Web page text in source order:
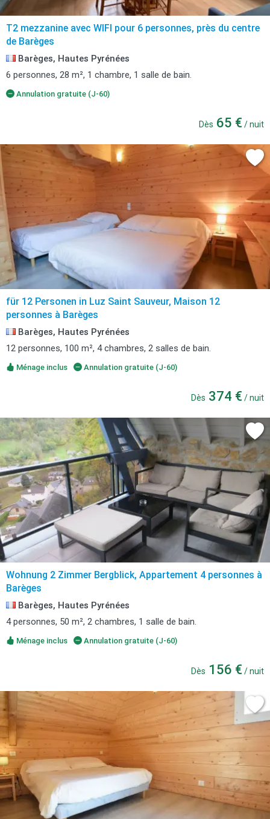
T2 mezzanine avec WIFI pour 6 personnes, près du centre
de Barèges
Barèges, Hautes Pyrénées
6 personnes, 28 m², 1 chambre, 1 salle de bain.
Annulation gratuite (J-60)
Dès 65 € / nuit
für 12 Personen in Luz Saint Sauveur, Maison 12
personnes à Barèges
Barèges, Hautes Pyrénées
12 personnes, 100 m², 4 chambres, 2 salles de bain.
Ménage inclus Annulation gratuite (J-60)
Dès 374 € / nuit
Wohnung 2 Zimmer Bergblick, Appartement 4 personnes à
Barèges
Barèges, Hautes Pyrénées
4 personnes, 50 m², 2 chambres, 1 salle de bain.
Ménage inclus Annulation gratuite (J-60)
Dès 156 € / nuit